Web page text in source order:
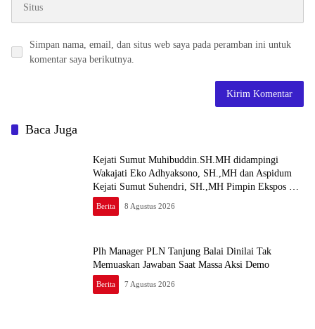
Simpan nama, email, dan situs web saya pada peramban ini untuk
komentar saya berikutnya.
Baca Juga
Kejati Sumut Muhibuddin.SH.MH didampingi
Wakajati Eko Adhyaksono, SH.,MH dan Aspidum
Kejati Sumut Suhendri, SH.,MH Pimpin Ekspos RJ
Di Kejari Medan
Berita 8 Agustus 2026
Plh Manager PLN Tanjung Balai Dinilai Tak
Memuaskan Jawaban Saat Massa Aksi Demo
Berita 7 Agustus 2026